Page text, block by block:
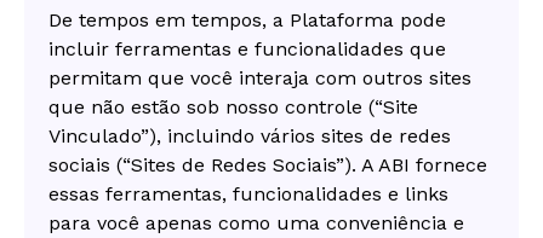
De tempos em tempos, a Plataforma pode
incluir ferramentas e funcionalidades que
permitam que você interaja com outros sites
que não estão sob nosso controle (“Site
Vinculado”), incluindo vários sites de redes
sociais (“Sites de Redes Sociais”). A ABI fornece
essas ferramentas, funcionalidades e links
para você apenas como uma conveniência e